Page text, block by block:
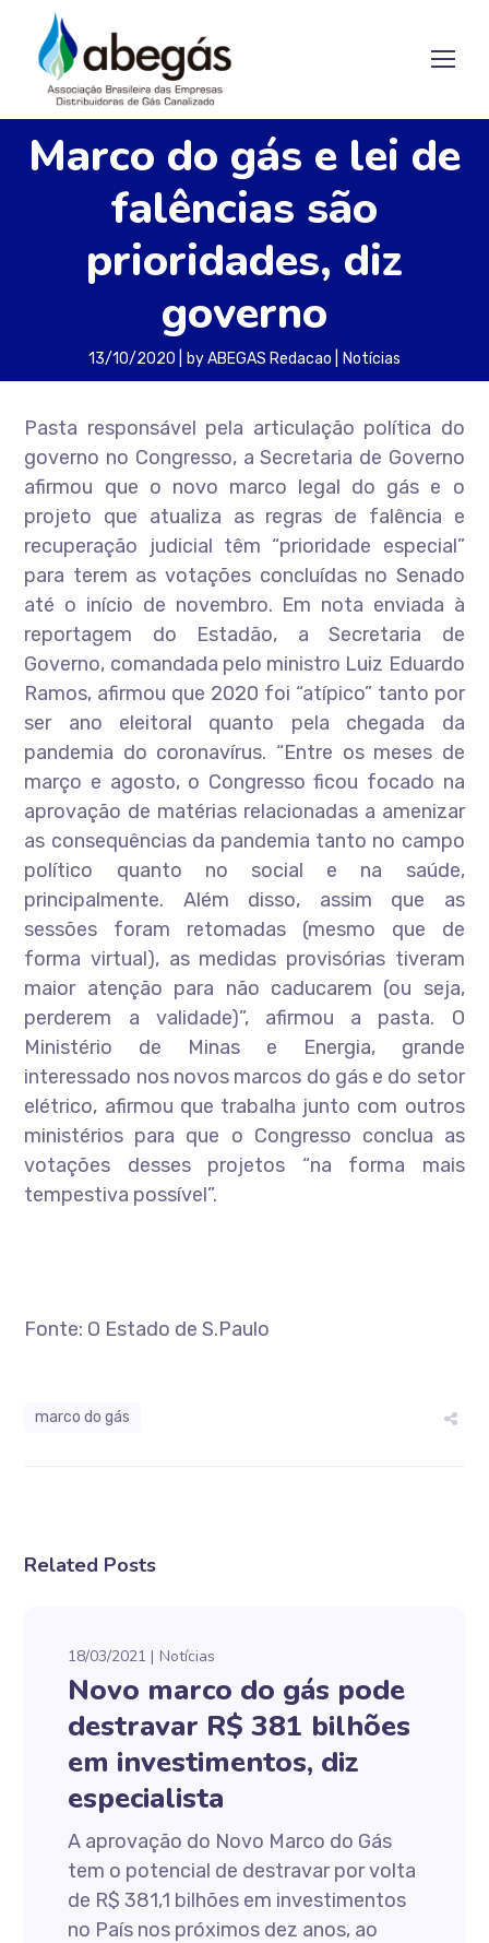
Marco do gás e lei de
falências são
prioridades, diz
governo
13/10/2020 byABEGAS Redacao Notícias
Pasta responsável pela articulação política do
governo no Congresso, a Secretaria de Governo
afirmou que o novo marco legal do gás e o
projeto que atualiza as regras de falência e
recuperação judicial têm “prioridade especial”
para terem as votações concluídas no Senado
até o início de novembro. Em nota enviada à
reportagem do Estadão, a Secretaria de
Governo, comandada pelo ministro Luiz Eduardo
Ramos, afirmou que 2020 foi “atípico” tanto por
ser ano eleitoral quanto pela chegada da
pandemia do coronavírus. “Entre os meses de
março e agosto, o Congresso ficou focado na
aprovação de matérias relacionadas a amenizar
as consequências da pandemia tanto no campo
político quanto no social e na saúde,
principalmente. Além disso, assim que as
sessões foram retomadas (mesmo que de
forma virtual), as medidas provisórias tiveram
maior atenção para não caducarem (ou seja,
perderem a validade)”, afirmou a pasta. O
Ministério de Minas e Energia, grande
interessado nos novos marcos do gás e do setor
elétrico, afirmou que trabalha junto com outros
ministérios para que o Congresso conclua as
votações desses projetos “na forma mais
tempestiva possível”.
Fonte: O Estado de S.Paulo
marco do gás
Related Posts
18/03/2021 Notícias
Novo marco do gás pode
destravar R$ 381 bilhões
em investimentos, diz
especialista
A aprovação do Novo Marco do Gás
tem o potencial de destravar por volta
de R$ 381,1 bilhões em investimentos
no País nos próximos dez anos, ao